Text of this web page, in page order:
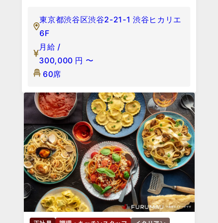
東京都渋谷区渋谷2-21-1 渋谷ヒカリエ
6F
月給 /
300,000 円 〜
60席